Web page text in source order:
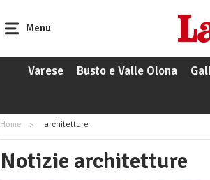
Menu
Varese Busto e Valle Olona
Home architetture
Notizie architetture